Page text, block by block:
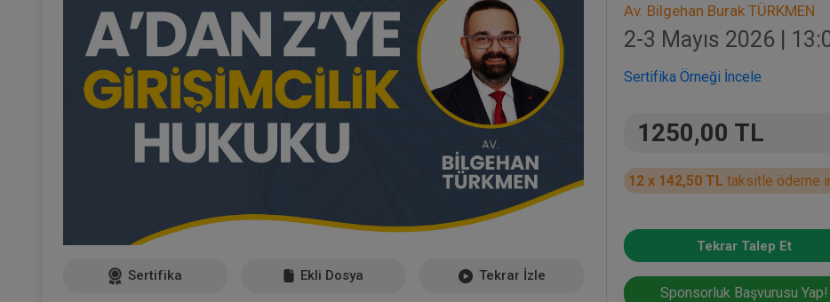
Sertifika Ekli Dosya Tekrar İzle
Av. Bilgehan Burak TÜRKMEN
2-3 Mayıs 2026 |
Sertifika Örneği İncele
1250,00 TL
12 x 142,50 TL taksitle ödeme
Tekrar Talep Et
Sponsorluk Başvurusu Yap!